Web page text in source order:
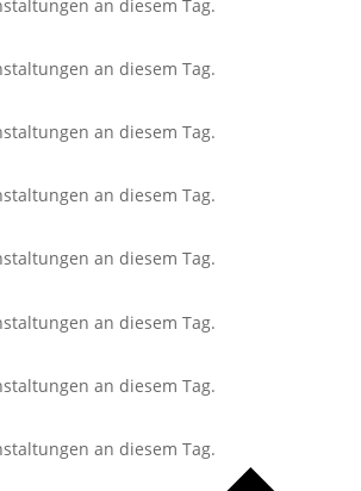
an diesem Tag.
an diesem Tag.
an diesem Tag.
an diesem Tag.
an diesem Tag.
an diesem Tag.
an diesem Tag.
an diesem Tag.